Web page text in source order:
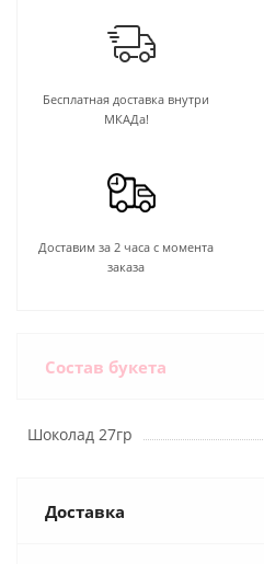
Бесплатная доставка внутри
МКАДа!
Доставим за 2 часа с момента
заказа
Состав букета
Шоколад 27гр
Доставка